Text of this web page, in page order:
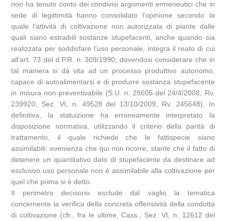
non ha tenuto conto dei condivisi argomenti ermeneutici che in
sede di legittimità hanno consolidato l’opinione secondo la
quale l’attività di coltivazione non autorizzata di piante dalle
quali siano estraibili sostanze stupefacenti, anche quando sia
realizzata per soddisfare l’uso personale, integra il reato di cui
all’art. 73 del d.P.R. n. 309/1990, dovendosi considerare che in
tal maniera si dà vita ad un processo produttivo autonomo,
capace di autoalimentarsi e di produrre sostanza stupefacente
in misura non preventivabile (S.U. n. 28605 del 24/4/2008, Rv.
239920; Sez. VI, n. 49528 del 13/10/2009, Rv. 245648). In
definitiva, la statuizione ha erroneamente interpretato la
disposizione normativa, utilizzando il criterio della parità di
trattamento, il quale richiede che le fattispecie siano
assimilabili: evenienza che qui non ricorre, stante che il fatto di
detenere un quantitativo dato di stupefacente da destinare ad
esclusivo uso personale non è assimilabile alla coltivazione per
quel che prima si è detto.
Il perimetro decisorio esclude dal vaglio la tematica
concernente la verifica della concreta offensività della condotta
di coltivazione (cfr., fra le ultime, Cass., Sez. VI, n. 12612 del